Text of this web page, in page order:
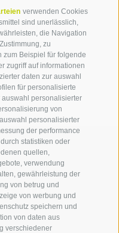
verwenden Cookies
sind unerlässlich,
die Navigation
zu
zum Beispiel für folgende
zugriff auf informationen
daten zur auswahl
für personalisierte
personalisierter
von
personalisierter
der performance
statistiken oder
quellen,
verwendung
gewährleistung der
von betrug und
von werbung und
speichern und
von daten aus
verschiedener
(Italia)
(Italia)
uns